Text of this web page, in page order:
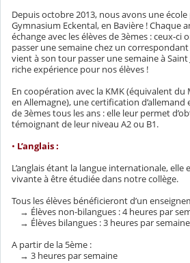
Depuis octobre 2013, nous avons une
Gymnasium Eckental, en Bavière ! Chaque
échange avec les élèves de 3èmes : ceux-ci
passer une semaine chez un
vient à son tour passer une semaine à Saint
riche expérience pour nos élèves !
En coopération avec la KMK (équivalent du
en Allemagne), une certification d’allemand
de 3èmes tous les ans : elle leur permet
témoignant de leur niveau A2 ou B1.
• L’anglais :
L’anglais étant la langue internationale, elle
vivante à être étudiée dans notre collège.
Tous les élèves bénéficieront d’un
→ Élèves non-bilangues : 4 heures par
→ Élèves bilangues : 3 heures par semaine
A partir de la 5ème :
→ 3 heures par semaine